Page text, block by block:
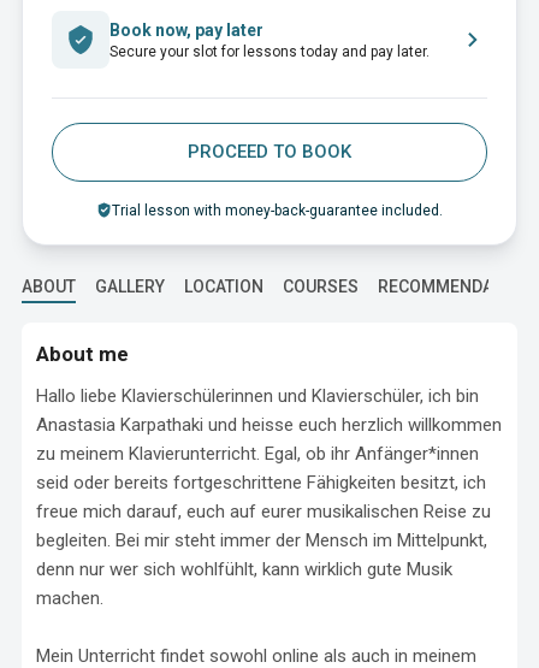
Book now, pay later
Secure your slot for lessons today and pay later.
PROCEED TO BOOK
Trial lesson with money-back-guarantee included.
ABOUT GALLERY LOCATION COURSES
About me
Hallo liebe Klavierschülerinnen und Klavierschüler, ich bin
Anastasia Karpathaki und heisse euch herzlich willkommen
zu meinem Klavierunterricht. Egal, ob ihr Anfänger*innen
seid oder bereits fortgeschrittene Fähigkeiten besitzt, ich
freue mich darauf, euch auf eurer musikalischen Reise zu
begleiten. Bei mir steht immer der Mensch im Mittelpunkt,
denn nur wer sich wohlfühlt, kann wirklich gute Musik
machen.
Mein Unterricht findet sowohl online als auch in meinem